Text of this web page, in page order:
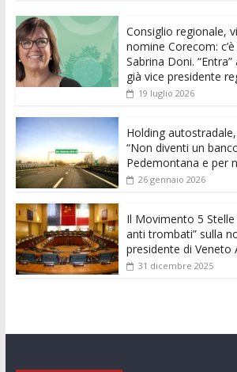
e
b
o
o
k
itt
er l
at
s
A
p
e
n
g
t
Consiglio regionale,
nomine Corecom:
Sabrina Doni.
già vice presidente
19 luglio 2026
Holding
“Non diventi un
Pedemontana e per
26 gennaio 2026
Il Movimento 5 Stelle
anti trombati” sulla
presidente di Veneto
31 dicembre 2025